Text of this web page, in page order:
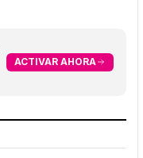
ACTIVAR AHORA